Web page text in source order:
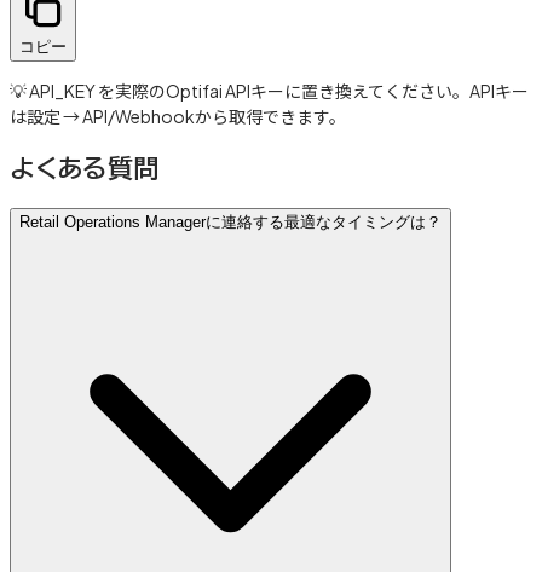
コピー
💡 API_KEY を実際のOptifai APIキーに置き換えてください。APIキー
は設定 → API/Webhookから取得できます。
よくある質問
Retail Operations Managerに連絡する最適なタイミングは？